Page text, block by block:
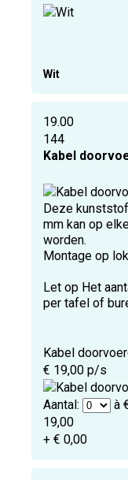
Wit
19.00
144
Kabel
Deze
mm kan op
worden.
Montage op
Let op Het
per tafel of
Kabel
€ 19,00 p/s
Aantal:
à
19,00
+ € 0,00